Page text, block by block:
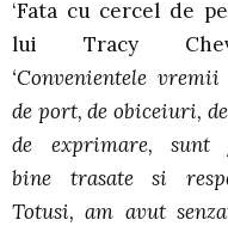
‘Fata cu cercel de
lui Tracy
‘Convenientele vremii
de port, de obiceiuri,
de exprimare, sunt
bine trasate si
Totusi, am avut